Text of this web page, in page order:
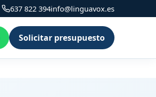
637 822 394info@linguavox.es
Solicitar presupuesto